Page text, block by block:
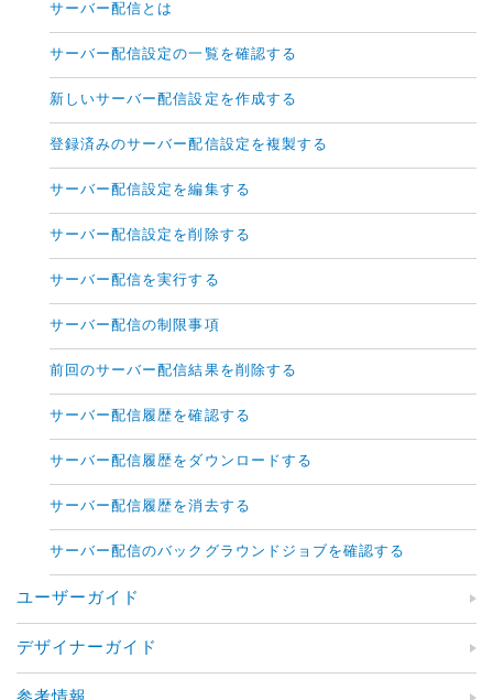
サーバー配信とは
サーバー配信設定の一覧を確認する
新しいサーバー配信設定を作成する
登録済みのサーバー配信設定を複製する
サーバー配信設定を編集する
サーバー配信設定を削除する
サーバー配信を実行する
サーバー配信の制限事項
前回のサーバー配信結果を削除する
サーバー配信履歴を確認する
サーバー配信履歴をダウンロードする
サーバー配信履歴を消去する
サーバー配信のバックグラウンドジョブを確認する
ユーザーガイド
デザイナーガイド